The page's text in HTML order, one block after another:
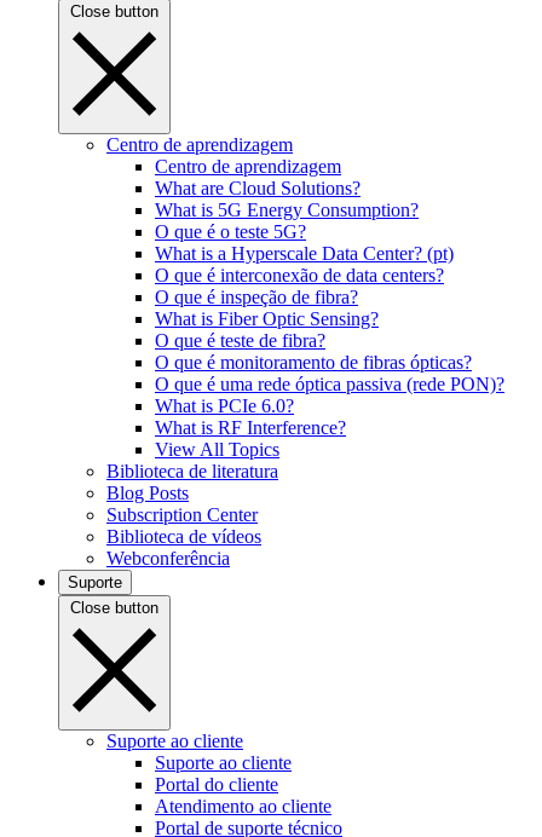
Close button
Centro de aprendizagem
Centro de aprendizagem
What are Cloud Solutions?
What is 5G Energy Consumption?
O que é o teste 5G?
What is a Hyperscale Data Center? (pt)
O que é interconexão de data centers?
O que é inspeção de fibra?
What is Fiber Optic Sensing?
O que é teste de fibra?
O que é monitoramento de fibras ópticas?
O que é uma rede óptica passiva (rede PON)?
What is PCIe 6.0?
What is RF Interference?
View All Topics
Biblioteca de literatura
Blog Posts
Subscription Center
Biblioteca de vídeos
Webconferência
Suporte
Close button
Suporte ao cliente
Suporte ao cliente
Portal do cliente
Atendimento ao cliente
Portal de suporte técnico